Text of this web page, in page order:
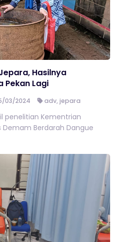
Hasilnya
Pekan Lagi
03/2024 adv,jepara
penelitian Kementrian
Berdarah Dangue